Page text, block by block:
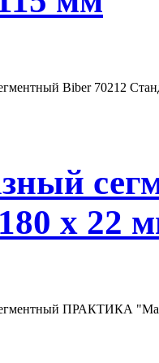
Biber 70212
х 22
ПРАКТИКА